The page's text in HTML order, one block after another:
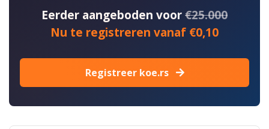
Eerder aangeboden voor€25.000
Nu te registreren vanaf €0,10
Registreer koe.rs